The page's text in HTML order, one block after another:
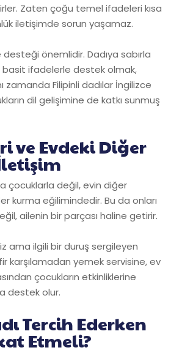
Zaten çoğu temel ifadeleri kısa
iletişimde sorun yaşamaz.
önemlidir. Dadıya sabırla
basit ifadelerle destek olmak,
zamanda Filipinli dadılar İngilizce
dil gelişimine de katkı sunmuş
ve Evdeki Diğer
çocuklarla değil, evin diğer
kurma eğilimindedir. Bu da onları
ailenin bir parçası haline getirir.
ama ilgili bir duruş sergileyen
karşılamadan yemek servisine, ev
çocukların etkinliklerine
destek olur.
Tercih Ederken
Etmeli?